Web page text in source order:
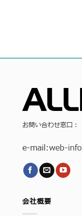
お問い合わせ窓口：
e-mail:web-info
会社概要